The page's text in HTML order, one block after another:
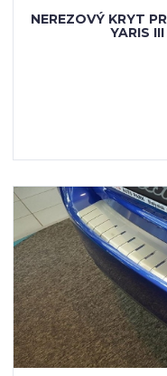
NEREZOVÝ KRYT
YARIS